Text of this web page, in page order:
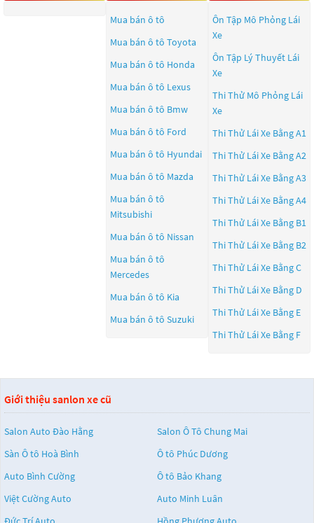
Mua bán ô tô
Mua bán ô tô Toyota
Mua bán ô tô Honda
Mua bán ô tô Lexus
Mua bán ô tô Bmw
Mua bán ô tô Ford
Mua bán ô tô Hyundai
Mua bán ô tô Mazda
Mua bán ô tô
Mitsubishi
Mua bán ô tô Nissan
Mua bán ô tô
Mercedes
Mua bán ô tô Kia
Mua bán ô tô Suzuki
Ôn Tập Mô Phỏng Lái
Xe
Ôn Tập Lý Thuyết Lái
Xe
Thi Thử Mô Phỏng Lái
Xe
Thi Thử Lái Xe Bằng A1
Thi Thử Lái Xe Bằng A2
Thi Thử Lái Xe Bằng A3
Thi Thử Lái Xe Bằng A4
Thi Thử Lái Xe Bằng B1
Thi Thử Lái Xe Bằng B2
Thi Thử Lái Xe Bằng C
Thi Thử Lái Xe Bằng D
Thi Thử Lái Xe Bằng E
Thi Thử Lái Xe Bằng F
Giới thiệu sanlon xe cũ
Salon Auto Đào Hằng
Salon Ô Tô Chung Mai
Sàn Ô tô Hoà Bình
Ô tô Phúc Dương
Auto Bình Cường
Ô tô Bảo Khang
Việt Cường Auto
Auto Minh Luân